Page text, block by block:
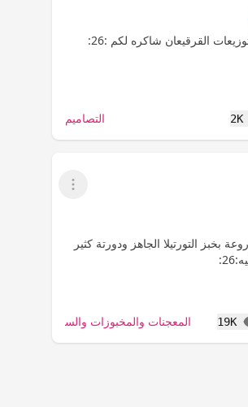
القرقيعان شاكره لكم :26:
2K التصاميم
عرض القائمة
بخبز التورتيلا الجاهز ودورتة كثير
19K المعجنات والمخبوزات والسندويتشات